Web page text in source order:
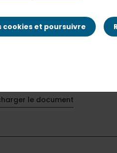
le document
cookies et poursuivre